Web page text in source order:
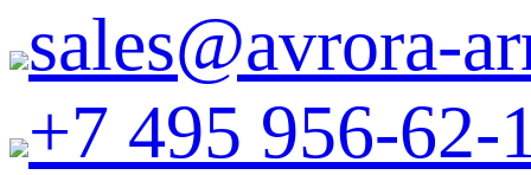
sales@avrora-
+7 495 956-62-